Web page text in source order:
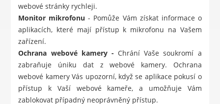
webové stránky rychleji.
Monitor mikrofonu - Pomůže Vám získat informace o
aplikacích, které mají přístup k mikrofonu na Vašem
zařízení.
Ochrana webové kamery - Chrání Vaše soukromí a
zabraňuje úniku dat z webové kamery. Ochrana
webové kamery Vás upozorní, když se aplikace pokusí o
přístup k Vaší webové kameře, a umožňuje Vám
zablokovat případný neoprávněný přístup.